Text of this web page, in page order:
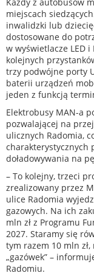
miejscach
inwalidzki lub
dostosowane do
w wyświetlacze LED i
kolejnych
trzy podwójne porty
baterii urządzeń
jeden z funkcją
Elektrobusy MAN-a
pozwalającej na
ulicznych Radomia,
charakterystycznych
doładowywania na
– To kolejny, trzeci
zrealizowany przez
ulice Radomia
gazowych. Na ich
mln zł z Programu
2027. Staramy się
tym razem 10 mln
„gazówek” –
Radomiu.